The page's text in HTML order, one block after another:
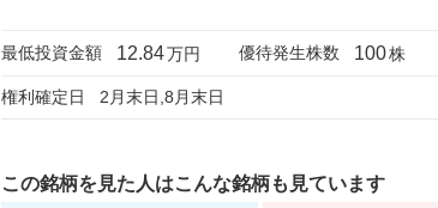
最低投資金額 12.84万円 優待発生株数 100株
権利確定日 2月末日,8月末日
この銘柄を見た人はこんな銘柄も見ています